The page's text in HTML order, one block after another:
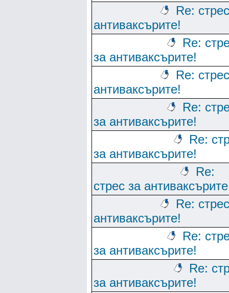
Re:
антиваксърите!
Re:
за антиваксърите!
Re:
антиваксърите!
Re:
за антиваксърите!
Re:
за антиваксърите!
Re:
стрес за
Re:
антиваксърите!
Re:
за антиваксърите!
Re:
за антиваксърите!